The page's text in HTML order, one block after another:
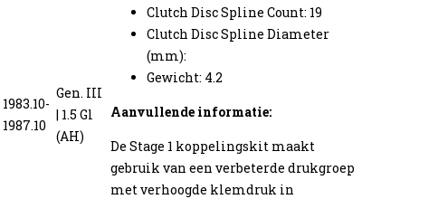
1983.10-
1987.10
Gen. III
| 1.5 Gl
(AH)
Clutch Disc Spline Count: 19
Clutch Disc Spline Diameter
(mm):
Gewicht: 4.2
Aanvullende informatie:
De Stage 1 koppelingskit maakt
gebruik van een verbeterde drukgroep
met verhoogde klemdruk in